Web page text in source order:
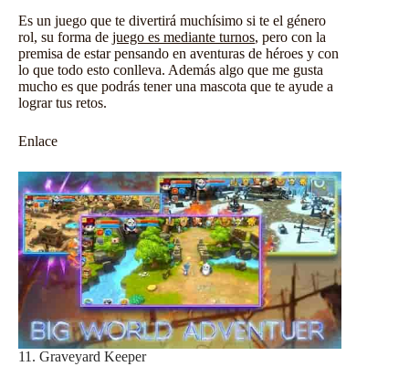
Es un juego que te divertirá muchísimo si te el género
rol, su forma de juego es mediante turnos, pero con la
premisa de estar pensando en aventuras de héroes y con
lo que todo esto conlleva. Además algo que me gusta
mucho es que podrás tener una mascota que te ayude a
lograr tus retos.
Enlace
11. Graveyard Keeper